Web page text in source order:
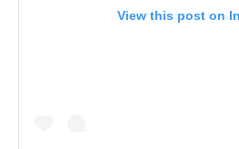
View this post on